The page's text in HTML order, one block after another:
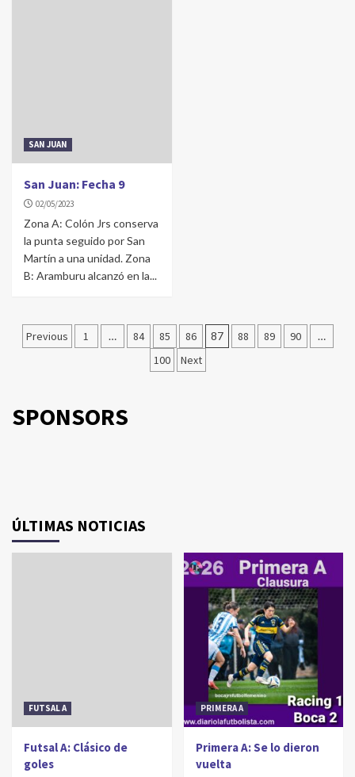
SAN JUAN
San Juan: Fecha 9
02/05/2023
Zona A: Colón Jrs conserva
la punta seguido por San
Martín a una unidad. Zona
B: Aramburu alcanzó en la...
Navegación
Previous 1 … 84 85 86 87 88 89 90 …
100 Next
SPONSORS
ÚLTIMAS NOTICIAS
FUTSAL A
Futsal A: Clásico de
goles
PRIMERA A
Primera A: Se lo dieron
vuelta